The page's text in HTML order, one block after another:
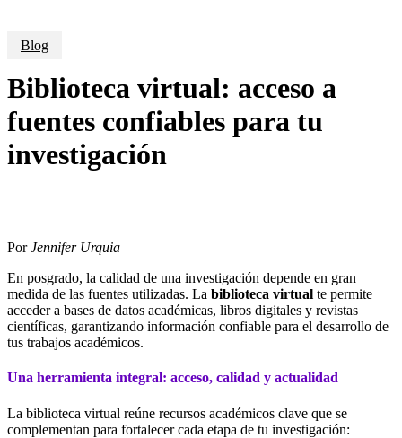
Blog
Biblioteca virtual: acceso a
fuentes confiables para tu
investigación
PorJennifer Urquia
En posgrado, la calidad de una investigación depende en gran
medida de las fuentes utilizadas. La biblioteca virtual te permite
acceder a bases de datos académicas, libros digitales y revistas
científicas, garantizando información confiable para el desarrollo de
tus trabajos académicos.
Una herramienta integral: acceso, calidad y actualidad
La biblioteca virtual reúne recursos académicos clave que se
complementan para fortalecer cada etapa de tu investigación: